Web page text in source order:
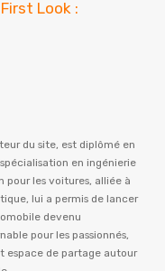
Look :
du site, est diplômé en
en ingénierie
pour les voitures, alliée à
lui a permis de lancer
devenu
pour les passionnés,
espace de partage autour